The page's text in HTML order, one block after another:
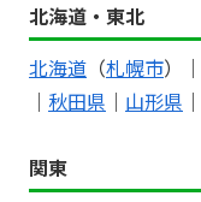
北海道・東北
北海道 （札幌市）｜
｜ 秋田県 ｜ 山形県 ｜
関東